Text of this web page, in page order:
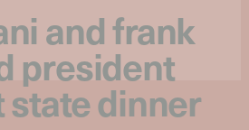
and frank
president
state dinner